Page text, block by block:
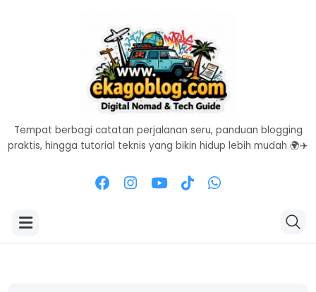
Tempat berbagi catatan perjalanan seru, panduan blogging
praktis, hingga tutorial teknis yang bikin hidup lebih mudah 🌍✈️